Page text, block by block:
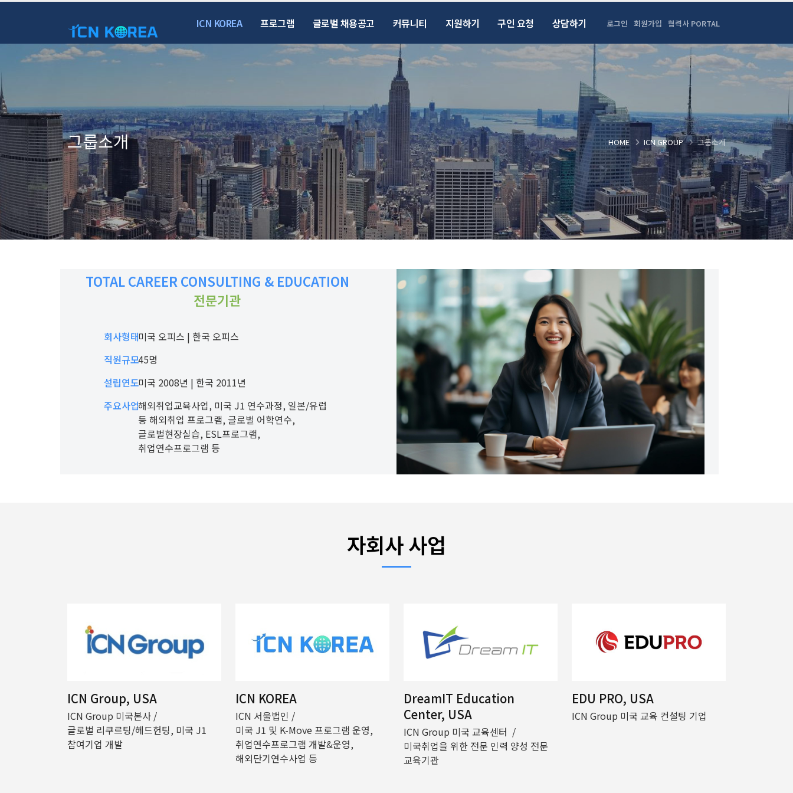
ICN KOREA 프로그램 글로벌 채용공고 커뮤니티 지원하기 구인 요청 상담하기 로그인 회원가입 협력사 PORTAL
그룹소개 HOME ICN GROUP 그룹소개
TOTAL CAREER CONSULTING & EDUCATION
전문기관
회사형태미국 오피스 | 한국 오피스
직원규모45명
설립연도미국 2008년 | 한국 2011년
주요사업해외취업교육사업, 미국 J1 연수과정, 일본/유럽
등 해외취업 프로그램, 글로벌 어학연수,
글로벌현장실습, ESL프로그램,
취업연수프로그램 등
자회사 사업
ICN Group, USA
ICN Group 미국본사 /
글로벌 리쿠르팅/헤드헌팅, 미국 J1
참여기업 개발
ICN KOREA
ICN 서울법인 /
미국 J1 및 K-Move 프로그램 운영,
취업연수프로그램 개발&운영,
해외단기연수사업 등
DreamIT Education
Center, USA
ICN Group 미국 교육센터 /
미국취업을 위한 전문 인력 양성 전문
교육기관
EDU PRO, USA
ICN Group 미국 교육 컨설팅 기업